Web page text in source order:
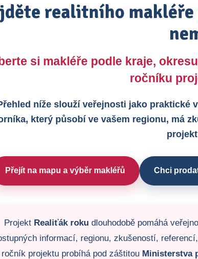
realitního
si makléře podle kraje,
ročníku
níže slouží veřejnosti jako praktické
který působí ve vašem regionu, má
Přejít na mapu a výběr makléřů Chci
Projekt Realiťák roku dlouhodobě pomáhá
informací, regionu, zkušeností,
ročník projektu probíhá pod záštitou Ministerstva